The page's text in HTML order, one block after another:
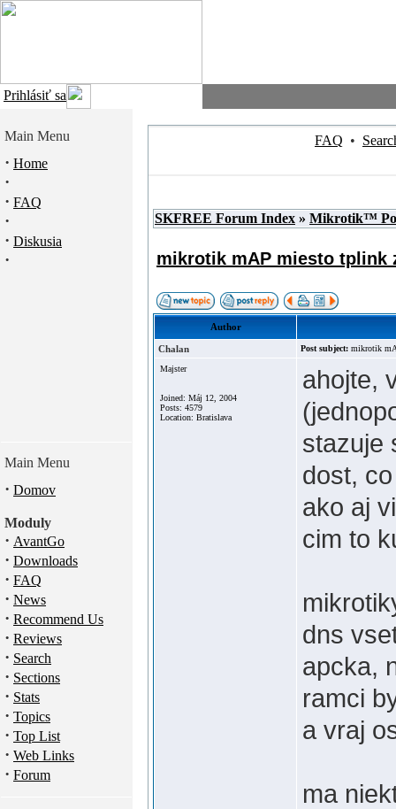
Prihlásiť sa
Main Menu
· Home
·
· FAQ
·
· Diskusia
·
Main Menu
· Domov
Moduly
· AvantGo
· Downloads
· FAQ
· News
· Recommend Us
· Reviews
· Search
· Sections
· Stats
· Topics
· Top List
· Web Links
· Forum
FAQ •
SKFREE Forum Index » Mikrotik™
mikrotik mAP miesto tplink
Author
Chalan Post subject: mikrotik
Majster
Joined: Máj 12, 2004
Posts: 4579
Location: Bratislava
ahojte,
stazuje
dost,
ako aj
cim to
dns
apcka,
ramci
a vraj
ma